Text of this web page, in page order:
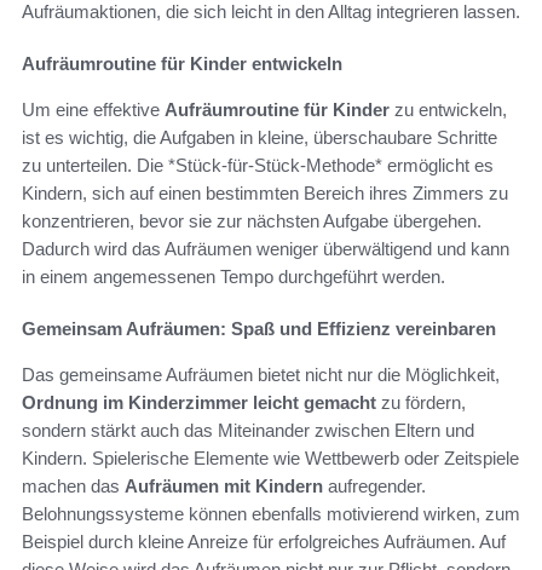
Aufräumaktionen, die sich leicht in den Alltag integrieren lassen.
Aufräumroutine für Kinder entwickeln
Um eine effektive Aufräumroutine für Kinder zu entwickeln,
ist es wichtig, die Aufgaben in kleine, überschaubare Schritte
zu unterteilen. Die *Stück-für-Stück-Methode* ermöglicht es
Kindern, sich auf einen bestimmten Bereich ihres Zimmers zu
konzentrieren, bevor sie zur nächsten Aufgabe übergehen.
Dadurch wird das Aufräumen weniger überwältigend und kann
in einem angemessenen Tempo durchgeführt werden.
Gemeinsam Aufräumen: Spaß und Effizienz vereinbaren
Das gemeinsame Aufräumen bietet nicht nur die Möglichkeit,
Ordnung im Kinderzimmer leicht gemacht zu fördern,
sondern stärkt auch das Miteinander zwischen Eltern und
Kindern. Spielerische Elemente wie Wettbewerb oder Zeitspiele
machen das Aufräumen mit Kindern aufregender.
Belohnungssysteme können ebenfalls motivierend wirken, zum
Beispiel durch kleine Anreize für erfolgreiches Aufräumen. Auf